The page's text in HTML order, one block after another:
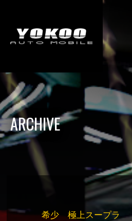
ARCHIVE
希少 極上スープラ